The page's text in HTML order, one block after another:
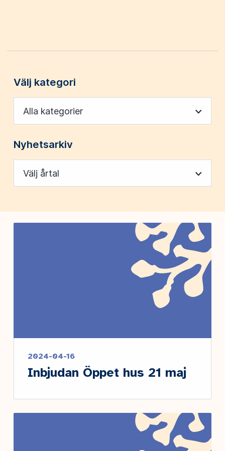
Välj kategori
Alla kategorier
Nyhetsarkiv
Välj årtal
2024-04-16
Inbjudan Öppet hus 21 maj